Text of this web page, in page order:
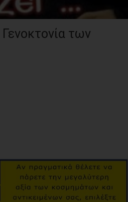
των